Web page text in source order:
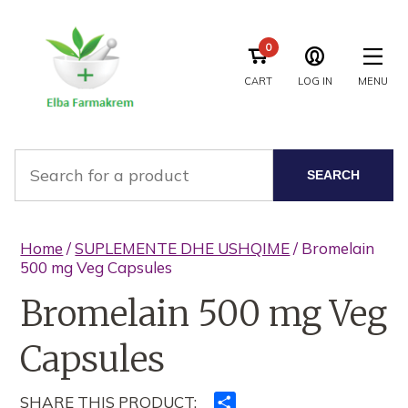
CART
0
LOG IN MENU
SEARCH
Home /SUPLEMENTE DHE USHQIME/ Bromelain
500 mg Veg Capsules
Bromelain 500 mg Veg
Capsules
SHARE THIS PRODUCT: